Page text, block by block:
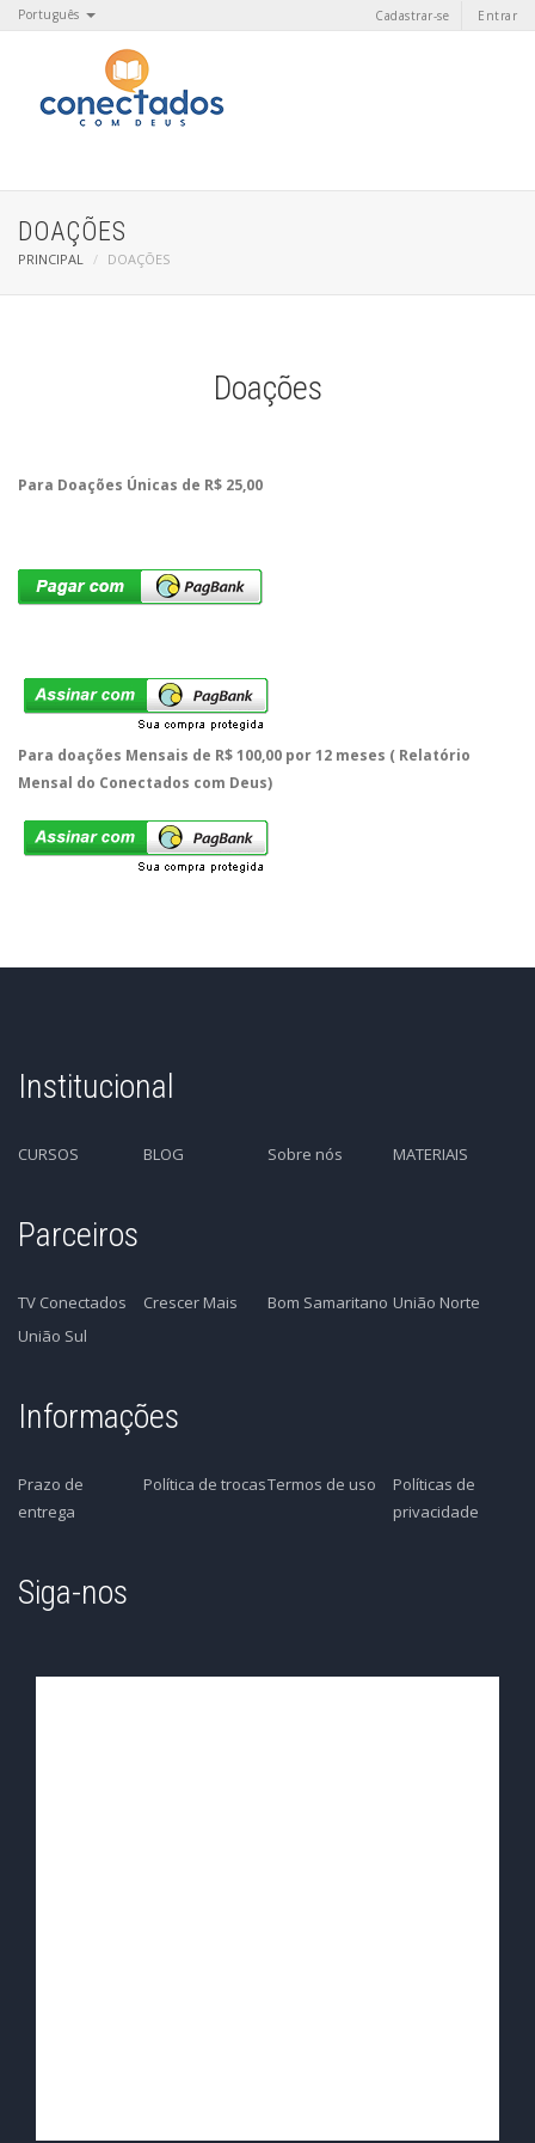
Português Entrar
Cadastrar-se
DOAÇÕES
PRINCIPAL DOAÇÕES
Doações
Para Doações Únicas de R$ 25,00
Para doações Mensais de R$ 100,00 por 12 meses ( Relatório
Mensal do Conectados com Deus)
Institucional
CURSOS BLOG Sobre nós MATERIAIS
Parceiros
TV Conectados Crescer Mais Bom Samaritano União Norte
União Sul
Informações
Prazo de
entrega
Política de trocasTermos de uso
Políticas de
privacidade
Siga-nos